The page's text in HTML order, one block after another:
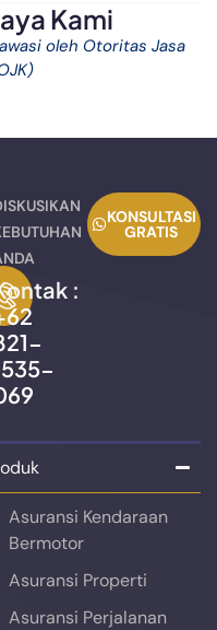
Kami
oleh Otoritas Jasa
:
KONSULTASI
GRATIS
Asuransi Kendaraan
Bermotor
Asuransi Properti
Asuransi Perjalanan